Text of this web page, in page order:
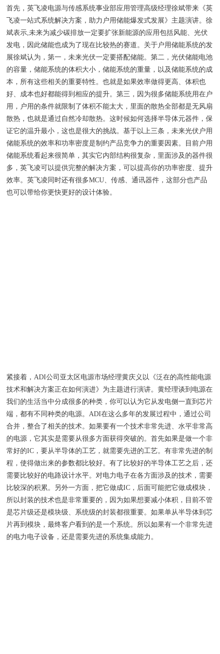
首先，英飞凌电源与传感系统事业部应用管理高级经理徐斌带来《英
飞凌一站式系统解决方案，助力户用储能爆发式发展》主题演讲。徐
斌表示,未来为减少碳排放一定要扩张新能源的应用包括风能、光伏
发电，因此储能也成为了现在比较热的赛道。关于户用储能系统的发
展徐斌认为，第一，未来光伏一定要搭配储能。第二，光伏储能电池
的容量，储能系统的体积大小，储能系统的重量，以及储能系统的成
本，所有这些相关的重要特性。也就是如果效率做得更高、体积也
好、成本也好都能得到相应的提升。第三，因为很多储能系统用在户
用，户用的条件就限制了体积不能太大，里面的散热全部都是无风扇
散热，也就是通过自然冷却散热。这时候如何选择半导体元器件，保
证它的温升最小，这也是很大的挑战。基于以上三条，未来光伏户用
储能系统的效率和功率密度是制约产品竞争力的重要因素。目前户用
储能系统看起来很简单，其实它内部结构很复杂，里面涉及的器件很
多，英飞凌可以提供完整的解决方案，可以提高你的功率密度、提升
效率。英飞凌同时还有很多MCU、传感、通讯器件，这部分也产品
也可以带给你更快更好的设计体验。
紧接着，ADI公司亚太区电源市场经理黄庆义以《泛在的高性能电源
技术和解决方案正在如何演进》为主题进行演讲。黄经理谈到电源在
我们的生活当中分成很多的种类，你可以认为它从发电侧一直到芯片
端，都有不同种类的电源。ADI在这么多年的发展过程中，通过公司
合并，整合了相关的技术。如果要有一个技术非常先进、水平非常高
的电源，它其实是需要从很多方面获得突破的。首先如果是做一个非
常好的IC，要从半导体的工艺，就需要先进的工艺。有非常先进的制
程，使得做出来的参数都比较好。有了比较好的半导体工艺之后，还
需要比较好的电路设计水平。对电力电子在各方面涉及的技术，需要
比较深的积累。另外一方面，把它做成IC，后面可能把它做成模块，
所以封装的技术也是非常重要的，因为如果想要减小体积，目前不管
是芯片级还是模块级、系统级的封装都很重要。如果单从半导体到芯
片再到模块，最终客户看到的是一个系统。所以如果有一个非常先进
的电力电子设备，还是需要先进的系统集成能力。